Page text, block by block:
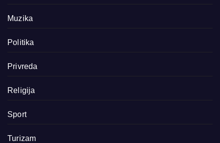
Muzika
Politika
Privreda
Religija
Sport
Turizam